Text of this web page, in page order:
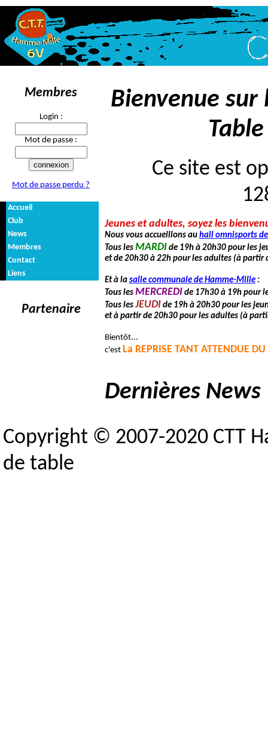
Membres
Login :
Mot de passe :
Mot de passe perdu ?
Accueil
Club
News
Membres
Contact
Liens
Partenaire
Bienvenue sur
Ce site est
Jeunes et adultes, soyez les
Nous vous accueillons au hall omnisports
Tous les MARDI de 19h à 20h30 pour les
et de 20h30 à 22h pour les adultes (à partir
Et à la salle communale de Hamme-Mille :
Tous les MERCREDI de 17h30 à 19h pour
Tous lesJEUDI de 19h à 20h30 pour les
et à partir de 20h30 pour les adultes (à
Bientôt...
c'est La REPRISE TANT ATTENDUE
Dernières News
2018-11-15 :
Copyright © 2007-2020 CTT
de table